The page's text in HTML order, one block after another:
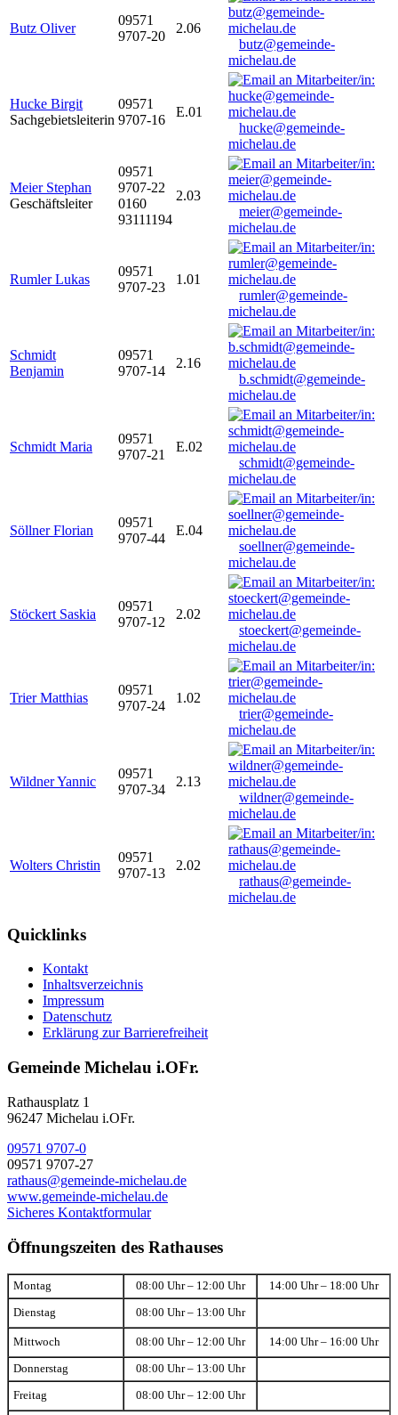
Butz Oliver
09571
9707-20
2.06
butz@gemeinde-
michelau.de
Hucke Birgit
Sachgebietsleiterin
09571
9707-16
E.01
hucke@gemeinde-
michelau.de
Meier Stephan
Geschäftsleiter
09571
9707-22
0160
93111194
2.03
meier@gemeinde-
michelau.de
Rumler Lukas
09571
9707-23
1.01
rumler@gemeinde-
michelau.de
Schmidt
Benjamin
09571
9707-14
2.16
b.schmidt@gemeinde-
michelau.de
Schmidt Maria
09571
9707-21
E.02
schmidt@gemeinde-
michelau.de
Söllner Florian
09571
9707-44
E.04
soellner@gemeinde-
michelau.de
Stöckert Saskia
09571
9707-12
2.02
stoeckert@gemeinde-
michelau.de
Trier Matthias
09571
9707-24
1.02
trier@gemeinde-
michelau.de
Wildner Yannic
09571
9707-34
2.13
wildner@gemeinde-
michelau.de
Wolters Christin
09571
9707-13
2.02
rathaus@gemeinde-
michelau.de
Quicklinks
Kontakt
Inhaltsverzeichnis
Impressum
Datenschutz
Erklärung zur Barrierefreiheit
Gemeinde Michelau i.OFr.
Rathausplatz 1
96247 Michelau i.OFr.
09571 9707-0
09571 9707-27
rathaus@gemeinde-michelau.de
www.gemeinde-michelau.de
Sicheres Kontaktformular
Öffnungszeiten des Rathauses
Montag 08:00 Uhr – 12:00 Uhr 14:00 Uhr – 18:00 Uhr
Dienstag 08:00 Uhr – 13:00 Uhr
Mittwoch 08:00 Uhr – 12:00 Uhr 14:00 Uhr – 16:00 Uhr
Donnerstag 08:00 Uhr – 13:00 Uhr
Freitag 08:00 Uhr – 12:00 Uhr